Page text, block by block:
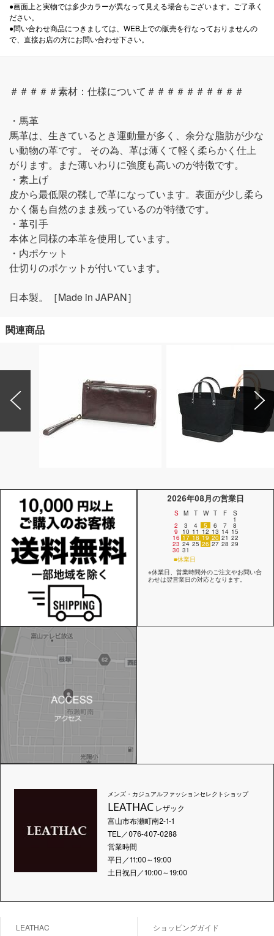
●画面上と実物では多少カラーが異なって見える場合もございます。ご了承く
ださい。
●問い合わせ商品につきましては、WEB上での販売を行なっておりませんの
で、直接お店の方にお問い合わせ下さい。
＃＃＃＃＃素材：仕様について＃＃＃＃＃＃＃＃＃＃
・馬革
馬革は、生きているとき運動量が多く、余分な脂肪が少な
い動物の革です。 その為、革は薄くて軽く柔らかく仕上
がります。また薄いわりに強度も高いのが特徴です。
・素上げ
皮から最低限の鞣しで革になっています。表面が少し柔ら
かく傷も自然のまま残っているのが特徴です。
・革引手
本体と同様の本革を使用しています。
・内ポケット
仕切りのポケットが付いています。
日本製。［Made in JAPAN］
関連商品
2026年08月の営業日
S M T W T F S
1
2 3 4 5 6 7 8
9 10 11 12 13 14 15
16 17 18 19 20 21 22
23 24 25 26 27 28 29
30 31
■休業日
※休業日、営業時間外のご注文やお問い合
わせは翌営業日の対応となります。
メンズ・カジュアルファッションセレクトショップ
LEATHACレザック
富山市布瀬町南2-1-1
TEL／076-407-0288
営業時間
平日／11:00～19:00
土日祝日／10:00～19:00
LEATHAC
ショッピングガイド